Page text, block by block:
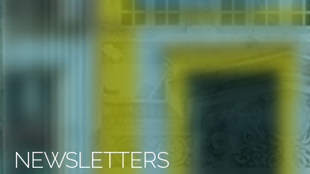
NEWSLETTERS